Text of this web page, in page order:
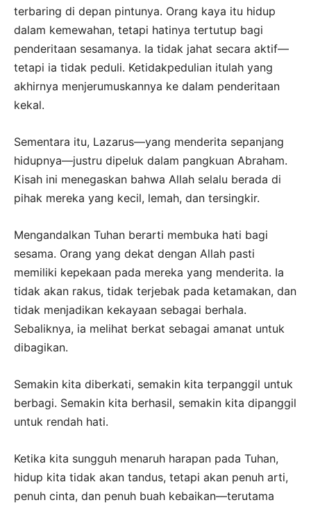
terbaring di depan pintunya. Orang kaya itu hidup
dalam kemewahan, tetapi hatinya tertutup bagi
penderitaan sesamanya. Ia tidak jahat secara aktif—
tetapi ia tidak peduli. Ketidakpedulian itulah yang
akhirnya menjerumuskannya ke dalam penderitaan
kekal.
Sementara itu, Lazarus—yang menderita sepanjang
hidupnya—justru dipeluk dalam pangkuan Abraham.
Kisah ini menegaskan bahwa Allah selalu berada di
pihak mereka yang kecil, lemah, dan tersingkir.
Mengandalkan Tuhan berarti membuka hati bagi
sesama. Orang yang dekat dengan Allah pasti
memiliki kepekaan pada mereka yang menderita. Ia
tidak akan rakus, tidak terjebak pada ketamakan, dan
tidak menjadikan kekayaan sebagai berhala.
Sebaliknya, ia melihat berkat sebagai amanat untuk
dibagikan.
Semakin kita diberkati, semakin kita terpanggil untuk
berbagi. Semakin kita berhasil, semakin kita dipanggil
untuk rendah hati.
Ketika kita sungguh menaruh harapan pada Tuhan,
hidup kita tidak akan tandus, tetapi akan penuh arti,
penuh cinta, dan penuh buah kebaikan—terutama